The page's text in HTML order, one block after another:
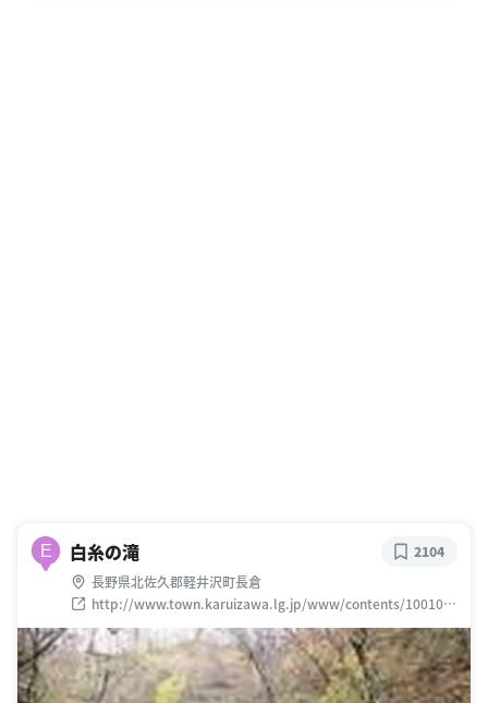
E 白糸の滝
長野県北佐久郡軽井沢町長倉
http://www.town.karuizawa.lg.jp/www/contents/100100
0000697/index.html
2104